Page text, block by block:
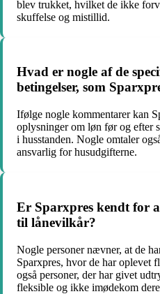
blev trukket, hvilket de ikke
skuffelse og mistillid.
Hvad er nogle af de
betingelser, som
Ifølge nogle kommentarer kan
oplysninger om løn før og efter
i husstanden. Nogle omtaler
ansvarlig for husudgifterne.
Er Sparxpres kendt for
til lånevilkår?
Nogle personer nævner, at de
Sparxpres, hvor de har oplevet
også personer, der har givet
fleksible og ikke imødekom